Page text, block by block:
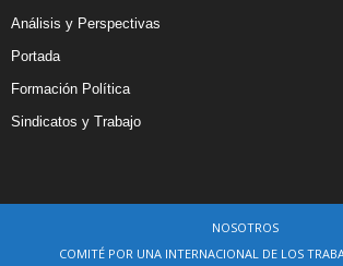
Análisis y Perspectivas
Portada
Formación Política
Sindicatos y Trabajo
NOSOTROS
COMITÉ POR UNA INTERNACIONAL DE LOS